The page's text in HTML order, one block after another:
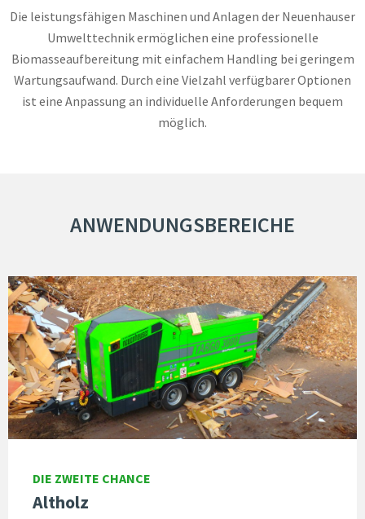
Die leistungsfähigen Maschinen und Anlagen der Neuenhauser
Umwelttechnik ermöglichen eine professionelle
Biomasseaufbereitung mit einfachem Handling bei geringem
Wartungsaufwand. Durch eine Vielzahl verfügbarer Optionen
ist eine Anpassung an individuelle Anforderungen bequem
möglich.
ANWENDUNGSBEREICHE
DIE ZWEITE CHANCE
Altholz